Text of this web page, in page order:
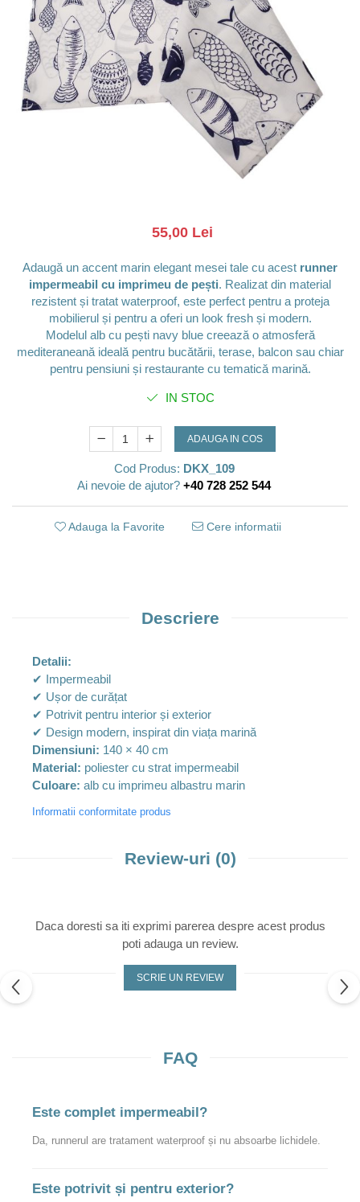
Barci, vapoare, ambarcatiuni
Pesti
Decoratiuni care se agata
Tablouri
55,00 Lei
Adaugă un accent marin elegant mesei tale cu acest runner
impermeabil cu imprimeu de pești. Realizat din material
rezistent și tratat waterproof, este perfect pentru a proteja
mobilierul și pentru a oferi un look fresh și modern.
Modelul alb cu pești navy blue creează o atmosferă
mediteraneană ideală pentru bucătării, terase, balcon sau chiar
pentru pensiuni și restaurante cu tematică marină.
IN STOC
ADAUGA IN COS
Cod Produs: DKX_109
Ai nevoie de ajutor? +40 728 252 544
Adauga la Favorite Cere informatii
Descriere
Detalii:
✔ Impermeabil
✔ Ușor de curățat
✔ Potrivit pentru interior și exterior
✔ Design modern, inspirat din viața marină
Dimensiuni: 140 × 40 cm
Material: poliester cu strat impermeabil
Culoare: alb cu imprimeu albastru marin
Informatii conformitate produs
Review-uri (0)
Daca doresti sa iti exprimi parerea despre acest produs
poti adauga un review.
SCRIE UN REVIEW
FAQ
Este complet impermeabil?
Da, runnerul are tratament waterproof și nu absoarbe lichidele.
Este potrivit și pentru exterior?